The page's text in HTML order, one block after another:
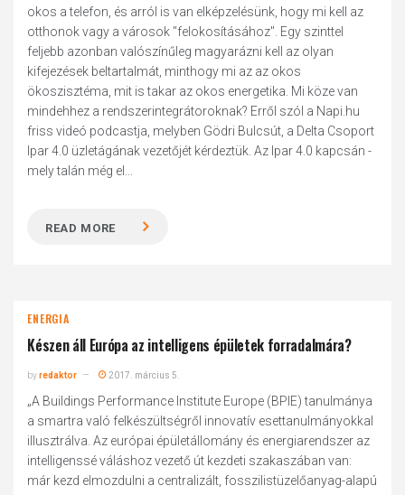
okos a telefon, és arról is van elképzelésünk, hogy mi kell az
otthonok vagy a városok "felokosításához". Egy szinttel
feljebb azonban valószínűleg magyarázni kell az olyan
kifejezések beltartalmát, minthogy mi az az okos
ökoszisztéma, mit is takar az okos energetika. Mi köze van
mindehhez a rendszerintegrátoroknak? Erről szól a Napi.hu
friss videó podcastja, melyben Gödri Bulcsút, a Delta Csoport
Ipar 4.0 üzletágának vezetőjét kérdeztük. Az Ipar 4.0 kapcsán -
mely talán még el...
READ MORE
ENERGIA
Készen áll Európa az intelligens épületek forradalmára?
byredaktor 2017. március 5.
„A Buildings Performance Institute Europe (BPIE) tanulmánya
a smartra való felkészültségről innovatív esettanulmányokkal
illusztrálva. Az európai épületállomány és energiarendszer az
intelligenssé váláshoz vezető út kezdeti szakaszában van:
már kezd elmozdulni a centralizált, fosszilistüzelőanyag-alapú